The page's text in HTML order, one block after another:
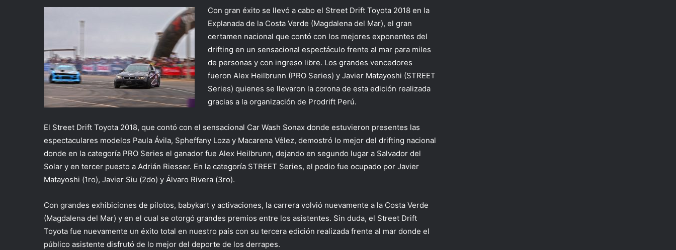
Con gran éxito se llevó a cabo el Street Drift Toyota 2018 en la
Explanada de la Costa Verde (Magdalena del Mar), el gran
certamen nacional que contó con los mejores exponentes del
drifting en un sensacional espectáculo frente al mar para miles
de personas y con ingreso libre. Los grandes vencedores
fueron Alex Heilbrunn (PRO Series) y Javier Matayoshi (STREET
Series) quienes se llevaron la corona de esta edición realizada
gracias a la organización de Prodrift Perú.
El Street Drift Toyota 2018, que contó con el sensacional Car Wash Sonax donde estuvieron presentes las
espectaculares modelos Paula Ávila, Spheffany Loza y Macarena Vélez, demostró lo mejor del drifting nacional
donde en la categoría PRO Series el ganador fue Alex Heilbrunn, dejando en segundo lugar a Salvador del
Solar y en tercer puesto a Adrián Riesser. En la categoría STREET Series, el podio fue ocupado por Javier
Matayoshi (1ro), Javier Siu (2do) y Álvaro Rivera (3ro).
Con grandes exhibiciones de pilotos, babykart y activaciones, la carrera volvió nuevamente a la Costa Verde
(Magdalena del Mar) y en el cual se otorgó grandes premios entre los asistentes. Sin duda, el Street Drift
Toyota fue nuevamente un éxito total en nuestro país con su tercera edición realizada frente al mar donde el
público asistente disfrutó de lo mejor del deporte de los derrapes.